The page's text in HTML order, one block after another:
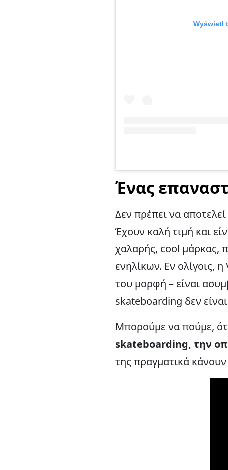
Wyświetl
Ένας
Δεν πρέπει να
Έχουν καλή τιμή και
χαλαρής, cool μάρκας,
ενηλίκων. Εν ολίγοις,
του μορφή – είναι
skateboarding δεν
Μπορούμε να πούμε,
skateboarding, την
της πραγματικά